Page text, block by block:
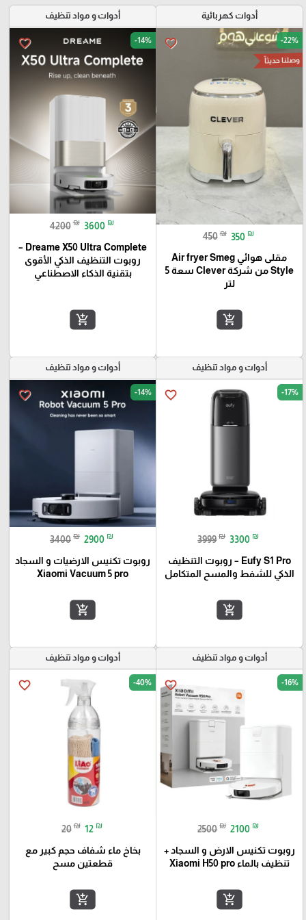
أدوات كهربائية
favorite_border -22%
وصلنا حديثاً
450 ₪ 350 ₪
مقلى هوائي Air fryer Smeg
Style من شركة Clever سعة 5
لتر
add_shopping_cart
أدوات و مواد تنظيف
favorite_border -14%
4200 ₪ 3600 ₪
Dreame X50 Ultra Complete –
روبوت التنظيف الذكي الأقوى
بتقنية الذكاء الاصطناعي
add_shopping_cart
أدوات و مواد تنظيف
favorite_border -17%
3999 ₪ 3300 ₪
Eufy S1 Pro – روبوت التنظيف
الذكي للشفط والمسح المتكامل
add_shopping_cart
أدوات و مواد تنظيف
favorite_border -14%
3400 ₪ 2900 ₪
روبوت تكنيس الارضيات و السجاد
Xiaomi Vacuum 5 pro
add_shopping_cart
أدوات و مواد تنظيف
favorite_border -16%
2500 ₪ 2100 ₪
روبوت تكنيس الارض و السجاد +
تنظيف بالماء Xiaomi H50 pro
add_shopping_cart
أدوات و مواد تنظيف
favorite_border -40%
20 ₪ 12 ₪
بخاخ ماء شفاف حجم كبير مع
قطعتين مسح
add_shopping_cart